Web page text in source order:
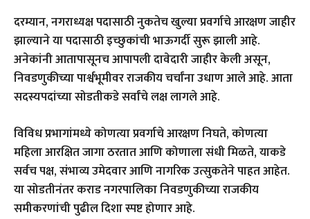
दरम्यान, नगराध्यक्ष पदासाठी नुकतेच खुल्या प्रवर्गाचे आरक्षण जाहीर
झाल्याने या पदासाठी इच्छुकांची भाऊगर्दी सुरू झाली आहे.
अनेकांनी आतापासूनच आपापली दावेदारी जाहीर केली असून,
निवडणुकीच्या पार्श्वभूमीवर राजकीय चर्चांना उधाण आले आहे. आता
सदस्यपदांच्या सोडतीकडे सर्वांचे लक्ष लागले आहे.
विविध प्रभागांमध्ये कोणत्या प्रवर्गाचे आरक्षण निघते, कोणत्या
महिला आरक्षित जागा ठरतात आणि कोणाला संधी मिळते, याकडे
सर्वच पक्ष, संभाव्य उमेदवार आणि नागरिक उत्सुकतेने पाहत आहेत.
या सोडतीनंतर कराड नगरपालिका निवडणुकीच्या राजकीय
समीकरणांची पुढील दिशा स्पष्ट होणार आहे.